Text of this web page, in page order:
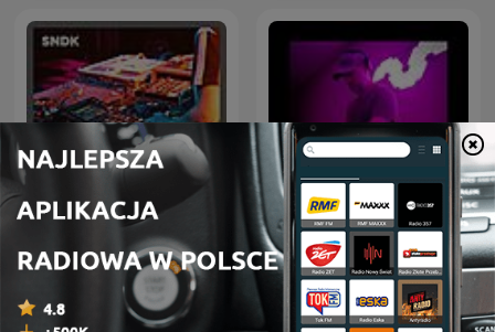
Hardstyle Rave - Monthly
Hardstyle Podcast
Drum & Bass Sessions